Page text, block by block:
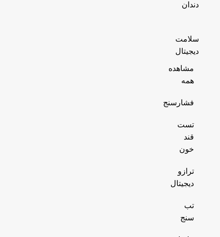
دندان
سلامت
دیجیتال
مشاهده
همه
فشارسنج
تست
قند
خون
ترازو
دیجیتال
تب
سنج